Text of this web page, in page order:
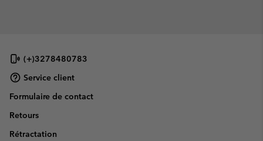
(+)3278480783
Service client
Formulaire de contact
Retours
Rétractation